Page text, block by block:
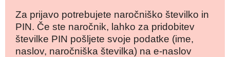
Za prijavo potrebujete naročniško številko in
PIN. Če ste naročnik, lahko za pridobitev
številke PIN pošljete svoje podatke (ime,
naslov, naročniška številka) na e-naslov